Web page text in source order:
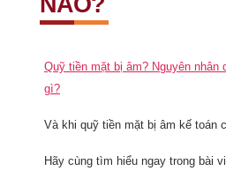
Quỹ tiền mặt bị âm? Nguyên nhân
gì?
Và khi quỹ tiền mặt bị âm kế toán
Hãy cùng tìm hiểu ngay trong bài